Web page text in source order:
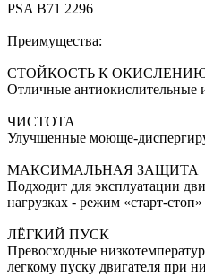
PSA B71 2296
Преимущества:
СТОЙКОСТЬ К
Отличные антиокислительные
ЧИСТОТА
Улучшенные моюще-
МАКСИМАЛЬНАЯ ЗАЩИТА
Подходит для эксплуатации
нагрузках - режим «старт-стоп»
ЛЁГКИЙ ПУСК
Превосходные
легкому пуску двигателя при